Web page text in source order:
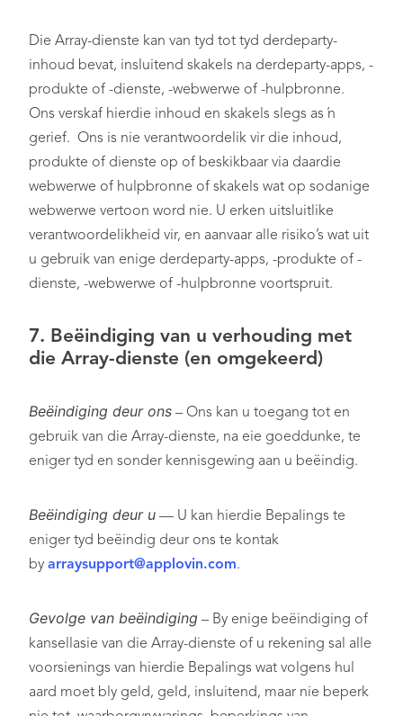
Die Array-dienste kan van tyd tot tyd derdeparty-
inhoud bevat, insluitend skakels na derdeparty-apps, -
produkte of -dienste, -webwerwe of -hulpbronne.
Ons verskaf hierdie inhoud en skakels slegs as ’n
gerief. Ons is nie verantwoordelik vir die inhoud,
produkte of dienste op of beskikbaar via daardie
webwerwe of hulpbronne of skakels wat op sodanige
webwerwe vertoon word nie. U erken uitsluitlike
verantwoordelikheid vir, en aanvaar alle risiko’s wat uit
u gebruik van enige derdeparty-apps, -produkte of -
dienste, -webwerwe of -hulpbronne voortspruit.
7. Beëindiging van u verhouding met
die Array-dienste (en omgekeerd)
Beëindiging deur ons – Ons kan u toegang tot en
gebruik van die Array-dienste, na eie goeddunke, te
eniger tyd en sonder kennisgewing aan u beëindig.
Beëindiging deur u — U kan hierdie Bepalings te
eniger tyd beëindig deur ons te kontak
by arraysupport@applovin.com.
Gevolge van beëindiging – By enige beëindiging of
kansellasie van die Array-dienste of u rekening sal alle
voorsienings van hierdie Bepalings wat volgens hul
aard moet bly geld, geld, insluitend, maar nie beperk